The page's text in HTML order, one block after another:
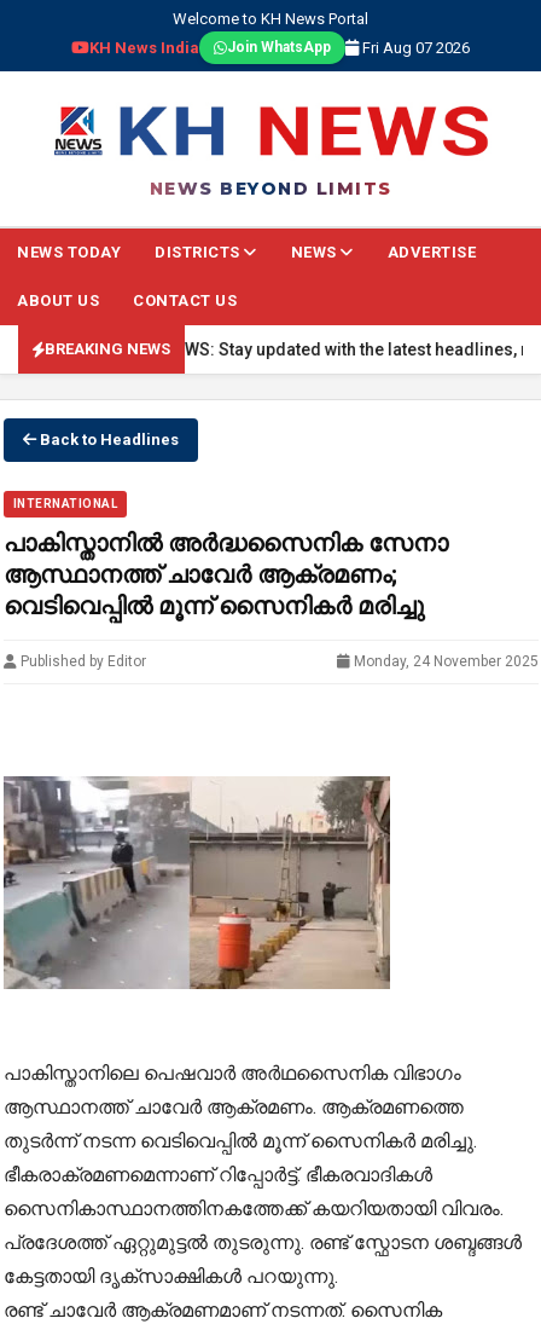
Welcome to KH News Portal
KH News India
Join WhatsApp Fri Aug 07 2026
NEWS BEYOND LIMITS
NEWS TODAY DISTRICTS NEWS ADVERTISE
ABOUT US CONTACT US
BREAKING NEWS
🔴 BREAKING NEWS: Stay updated with the latest headlines,
Back to Headlines
INTERNATIONAL
പാകിസ്താനിൽ അർദ്ധസൈനിക സേനാ
ആസ്ഥാനത്ത് ചാവേർ ആക്രമണം;
വെടിവെപ്പിൽ മൂന്ന് സൈനികർ മരിച്ചു
Published by Editor Monday, 24 November 2025
പാകിസ്താനിലെ പെഷവാർ അർഥസൈനിക വിഭാഗം
ആസ്ഥാനത്ത് ചാവേർ ആക്രമണം. ആക്രമണത്തെ
തുടർന്ന് നടന്ന വെടിവെപ്പിൽ മൂന്ന് സൈനികർ മരിച്ചു.
ഭീകരാക്രമണമെന്നാണ് റിപ്പോർട്ട്. ഭീകരവാദികൾ
സൈനികാസ്ഥാനത്തിനകത്തേക്ക് കയറിയതായി വിവരം.
പ്രദേശത്ത് ഏറ്റുമുട്ടൽ തുടരുന്നു. രണ്ട് സ്ഫോടന ശബ്ദങ്ങൾ
കേട്ടതായി ദൃക്‌സാക്ഷികൾ പറയുന്നു.
രണ്ട് ചാവേർ ആക്രമണമാണ് നടന്നത്. സൈനിക